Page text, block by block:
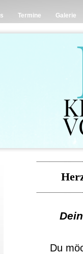
Termine Galerie
Du